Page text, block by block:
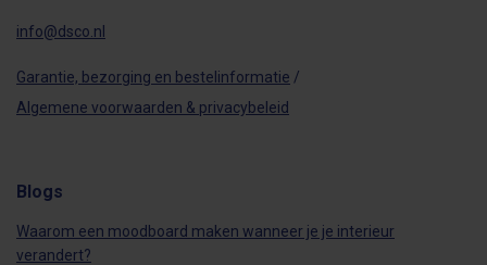
info@dsco.nl
Garantie, bezorging en bestelinformatie /
Algemene voorwaarden & privacybeleid
Blogs
Waarom een moodboard maken wanneer je je interieur
verandert?